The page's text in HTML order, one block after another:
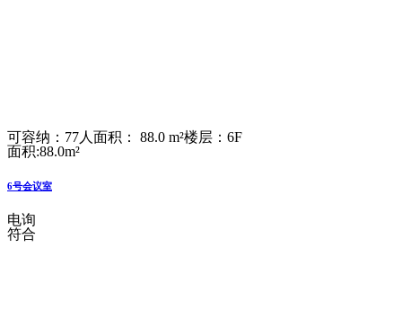
可容纳：77人 面积： 88.0 m²楼层：6F
面积:88.0m²
6号会议室
电询
符合